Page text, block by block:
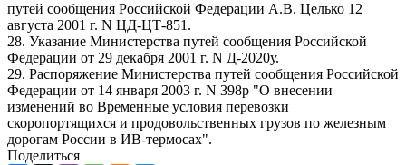
путей сообщения Российской Федерации А.В. Целько 12
августа 2001 г. N ЦД-ЦТ-851.
28. Указание Министерства путей сообщения Российской
Федерации от 29 декабря 2001 г. N Д-2020у.
29. Распоряжение Министерства путей сообщения Российской
Федерации от 14 января 2003 г. N 398р "О внесении
изменений во Временные условия перевозки
скоропортящихся и продовольственных грузов по железным
дорогам России в ИВ-термосах".
Поделиться